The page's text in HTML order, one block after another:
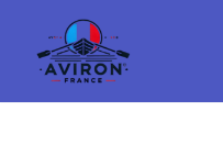
Aller
au